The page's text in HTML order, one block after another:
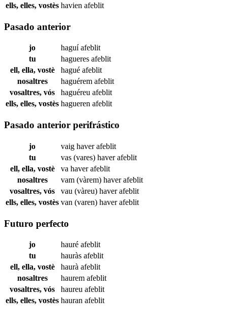
ells, elles, vostès havien afeblit
Pasado anterior
jo haguíafeblit
tu
hagueres afeblit
ell, ella, vostè
hagué afeblit
nosaltres
haguérem afeblit
vosaltres, vós
haguéreu afeblit
ells, elles, vostès hagueren afeblit
Pasado anterior perifrástico
jo vaig haverafeblit
tu
vas (vares) haverafeblit
ell, ella, vostè
va haverafeblit
nosaltres
vam (vàrem) haverafeblit
vosaltres, vós
vau (vàreu) haverafeblit
ells, elles, vostès van (varen) haverafeblit
Futuro perfecto
jo hauré afeblit
tu
hauràs afeblit
ell, ella, vostè
haurà afeblit
nosaltres
haurem afeblit
vosaltres, vós
haureu afeblit
ells, elles, vostès hauran afeblit